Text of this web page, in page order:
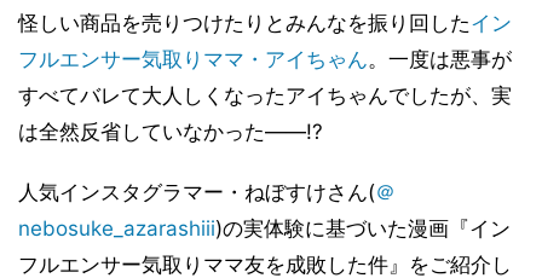
怪しい商品を売りつけたりとみんなを振り回したイン
フルエンサー気取りママ・アイちゃん。一度は悪事が
すべてバレて大人しくなったアイちゃんでしたが、実
は全然反省していなかった――!?
人気インスタグラマー・ねぼすけさん(＠
nebosuke_azarashiii)の実体験に基づいた漫画『イン
フルエンサー気取りママ友を成敗した件』をご紹介し